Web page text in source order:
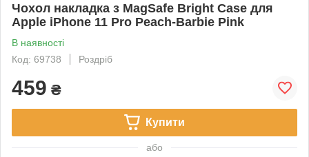
Чохол накладка з MagSafe Bright Case для
Apple iPhone 11 Pro Peach-Barbie Pink
В наявності
Код: 69738
Роздріб
459 ₴
Купити
або